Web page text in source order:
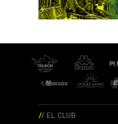
EL CLUB